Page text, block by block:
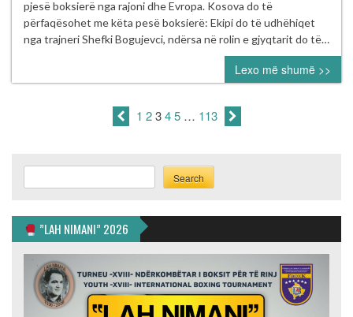
ndërkombëtar
“Memorial
Vllaznia
2026”
në
pjesë boksierë nga rajoni dhe Evropa. Kosova do të
përfaqësohet me këta pesë boksierë: Ekipi do të udhëhiqet
nga trajneri Shefki Bogujevci, ndërsa në rolin e gjyqtarit do të…
Lexo më shumë >>
1 2 3 4 5 … 113
Search
”LAH NIMANI” 2026